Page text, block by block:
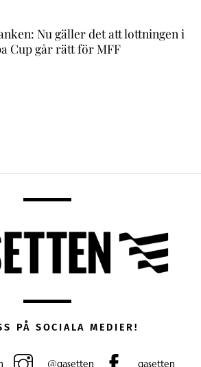
Nu gäller det att lottningen i
Cup går rätt för MFF
PÅ SOCIALA MEDIER!
@gasetten gasetten